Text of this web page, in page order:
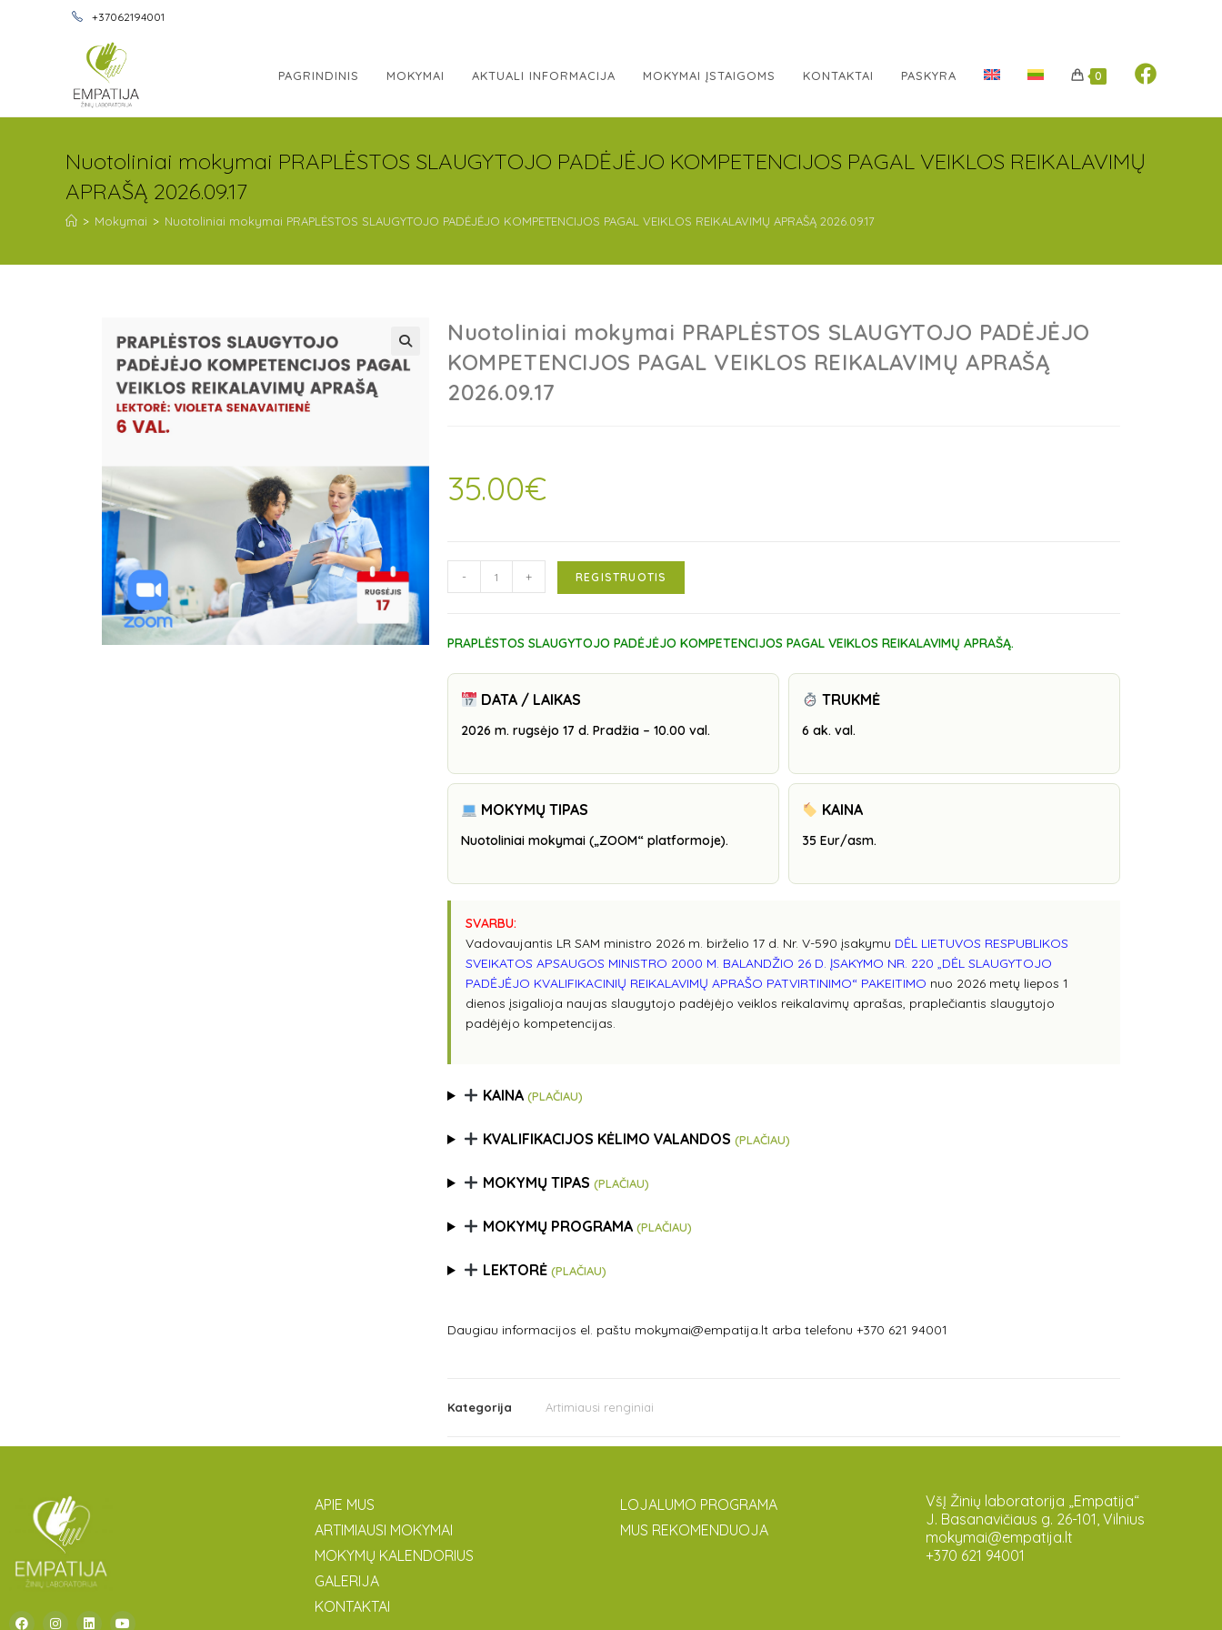
+37062194001
PAGRINDINIS MOKYMAI AKTUALI INFORMACIJA MOKYMAI ĮSTAIGOMS KONTAKTAI PASKYRA 0
Nuotoliniai mokymai PRAPLĖSTOS SLAUGYTOJO PADĖJĖJO KOMPETENCIJOS PAGAL VEIKLOS REIKALAVIMŲ
APRAŠĄ 2026.09.17
> Mokymai > Nuotoliniai mokymai PRAPLĖSTOS SLAUGYTOJO PADĖJĖJO KOMPETENCIJOS PAGAL VEIKLOS REIKALAVIMŲ APRAŠĄ 2026.09.17
Nuotoliniai mokymai PRAPLĖSTOS SLAUGYTOJO PADĖJĖJO
KOMPETENCIJOS PAGAL VEIKLOS REIKALAVIMŲ APRAŠĄ
2026.09.17
35.00€
- + REGISTRUOTIS
PRAPLĖSTOS SLAUGYTOJO PADĖJĖJO KOMPETENCIJOS PAGAL VEIKLOS REIKALAVIMŲ APRAŠĄ.
DATA / LAIKAS
2026 m. rugsėjo 17 d. Pradžia – 10.00 val.
TRUKMĖ
6 ak. val.
MOKYMŲ TIPAS
Nuotoliniai mokymai („ZOOM“ platformoje).
KAINA
35 Eur/asm.
SVARBU:
Vadovaujantis LR SAM ministro 2026 m. birželio 17 d. Nr. V-590 įsakymu DĖL LIETUVOS RESPUBLIKOS
SVEIKATOS APSAUGOS MINISTRO 2000 M. BALANDŽIO 26 D. ĮSAKYMO NR. 220 „DĖL SLAUGYTOJO
PADĖJĖJO KVALIFIKACINIŲ REIKALAVIMŲ APRAŠO PATVIRTINIMO“ PAKEITIMO nuo 2026 metų liepos 1
dienos įsigalioja naujas slaugytojo padėjėjo veiklos reikalavimų aprašas, praplečiantis slaugytojo
padėjėjo kompetencijas.
KAINA(PLAČIAU)
KVALIFIKACIJOS KĖLIMO VALANDOS(PLAČIAU)
MOKYMŲ TIPAS(PLAČIAU)
MOKYMŲ PROGRAMA(PLAČIAU)
LEKTORĖ(PLAČIAU)
Daugiau informacijos el. paštu mokymai@empatija.lt arba telefonu +370 621 94001
Kategorija Artimiausi renginiai
APIE MUS
ARTIMIAUSI MOKYMAI
MOKYMŲ KALENDORIUS
GALERIJA
KONTAKTAI
LOJALUMO PROGRAMA
MUS REKOMENDUOJA
VšĮ Žinių laboratorija „Empatija“
J. Basanavičiaus g. 26-101, Vilnius
mokymai@empatija.lt
+370 621 94001